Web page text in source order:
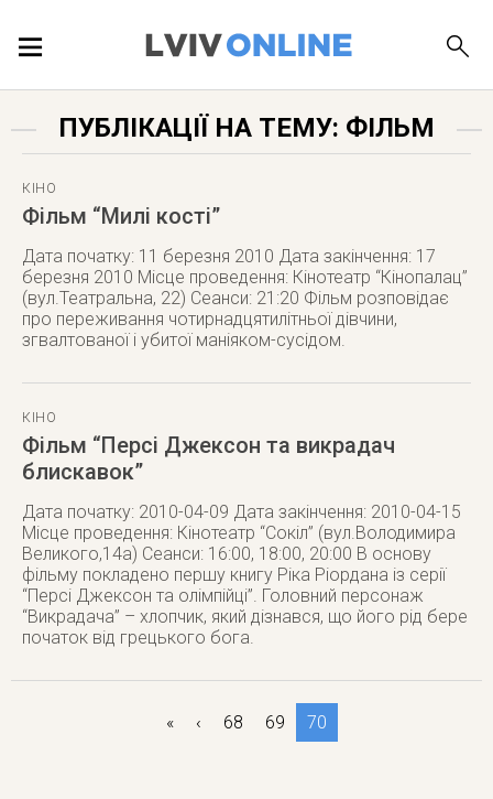
ЛОКАЦІЇ
ПУБЛІКАЦІЇ
ПУБЛІКАЦІЇ НА ТЕМУ: ФІЛЬМ
КІНО
Фільм “Милі кості”
Дата початку: 11 березня 2010 Дата закінчення: 17
березня 2010 Місце проведення: Кінотеатр “Кінопалац”
(вул.Театральна, 22) Сеанси: 21:20 Фільм розповідає
про переживання чотирнадцятилітньої дівчини,
згвалтованої і убитої маніяком-сусідом.
КІНО
Фільм “Персі Джексон та викрадач
блискавок”
Дата початку: 2010-04-09 Дата закінчення: 2010-04-15
Місце проведення: Кінотеатр “Сокіл” (вул.Володимира
Великого,14а) Сеанси: 16:00, 18:00, 20:00 В основу
фільму покладено першу книгу Ріка Ріордана із серії
“Персі Джексон та олімпійці”. Головний персонаж
“Викрадача” – хлопчик, який дізнався, що його рід бере
початок від грецького бога.
« ‹ 68 69 70